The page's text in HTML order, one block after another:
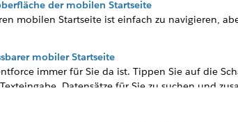
der mobilen Startseite
mobilen Startseite ist einfach zu navigieren,
mobiler Startseite
immer für Sie da ist. Tippen Sie auf die
Datensätze für Sie zu suchen und